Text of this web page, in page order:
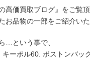
高価買取ブログ』をご覧
お品物の一部をご紹介いた
…という事で、
キーポル60. ボストンバッ